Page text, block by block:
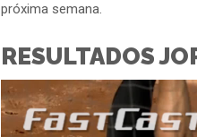
próxima semana.
RESULTADOS